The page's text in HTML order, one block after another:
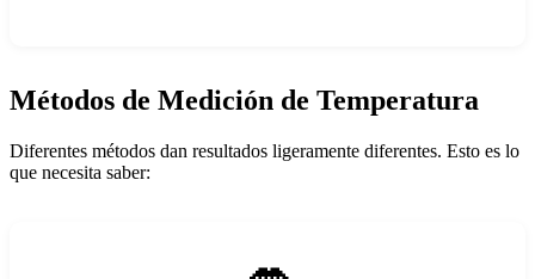
Métodos de Medición de Temperatura
Diferentes métodos dan resultados ligeramente diferentes. Esto es lo
que necesita saber: